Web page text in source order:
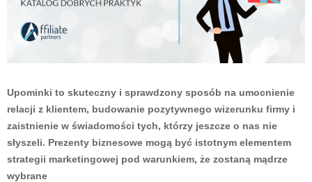
Upominki to skuteczny i sprawdzony sposób na umocnienie
relacji z klientem, budowanie pozytywnego wizerunku firmy i
zaistnienie w świadomości tych, którzy jeszcze o nas nie
słyszeli. Prezenty biznesowe mogą być istotnym elementem
strategii marketingowej pod warunkiem, że zostaną mądrze
wybrane